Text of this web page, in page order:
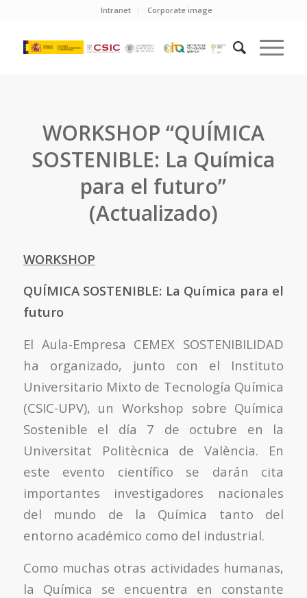
Intranet Corporate image
WORKSHOP “QUÍMICA
SOSTENIBLE: La Química
para el futuro”
(Actualizado)
WORKSHOP
QUÍMICA SOSTENIBLE: La Química para el
futuro
El Aula-Empresa CEMEX SOSTENIBILIDAD
ha organizado, junto con el Instituto
Universitario Mixto de Tecnología Química
(CSIC-UPV), un Workshop sobre Química
Sostenible el día 7 de octubre en la
Universitat Politècnica de València. En
este evento científico se darán cita
importantes investigadores nacionales
del mundo de la Química tanto del
entorno académico como del industrial.
Como muchas otras actividades humanas,
la Química se encuentra en constante